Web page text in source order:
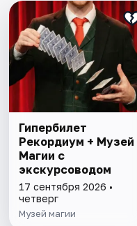
Гипербилет
Рекордиум + Музей
Магии с
экскурсоводом
17 сентября 2026 •
четверг
Музей магии